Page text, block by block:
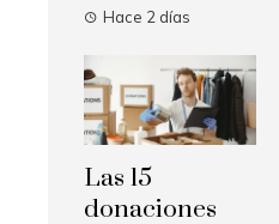
Hace 2 días
Las 15
donaciones